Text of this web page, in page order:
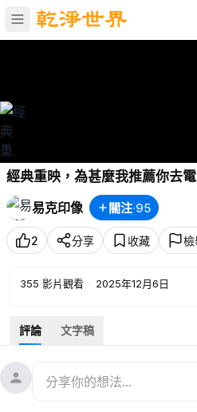
經典重映，為甚麼我推薦你去
易克印像
關注·95
2 分享 收藏 檢
355 影片觀看 · 2025年12月6日
評論 文字稿